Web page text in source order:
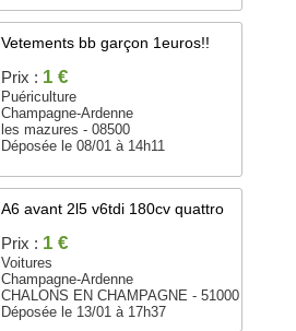
Vetements bb garçon 1euros!!
Prix : 1 €
Puériculture
Champagne-Ardenne
les mazures - 08500
Déposée le 08/01 à 14h11
A6 avant 2l5 v6tdi 180cv quattro
Prix : 1 €
Voitures
Champagne-Ardenne
CHALONS EN CHAMPAGNE - 51000
Déposée le 13/01 à 17h37